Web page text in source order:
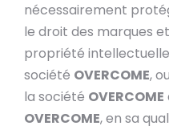
nécessairement
le droit des marques
propriété
société OVERCOME,
la société OVERCOME
OVERCOME, en sa